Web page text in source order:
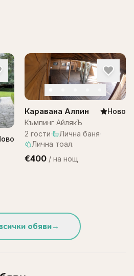
Каравана Алпин
Ново
Къмпинг АйлякЪ
2 гости· Лична баня·
Лична тоал.
€400 / на нощ
обяви→